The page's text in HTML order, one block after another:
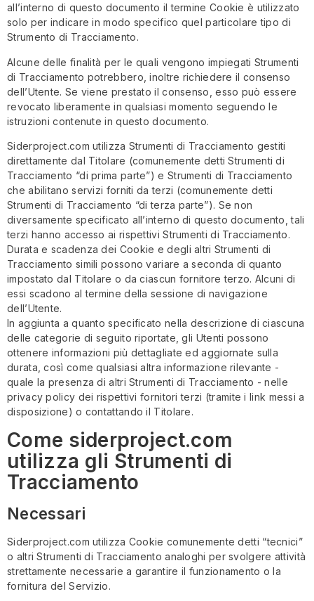
all’interno di questo documento il termine Cookie è utilizzato
solo per indicare in modo specifico quel particolare tipo di
Strumento di Tracciamento.
Alcune delle finalità per le quali vengono impiegati Strumenti
di Tracciamento potrebbero, inoltre richiedere il consenso
dell’Utente. Se viene prestato il consenso, esso può essere
revocato liberamente in qualsiasi momento seguendo le
istruzioni contenute in questo documento.
Siderproject.com utilizza Strumenti di Tracciamento gestiti
direttamente dal Titolare (comunemente detti Strumenti di
Tracciamento “di prima parte”) e Strumenti di Tracciamento
che abilitano servizi forniti da terzi (comunemente detti
Strumenti di Tracciamento “di terza parte”). Se non
diversamente specificato all’interno di questo documento, tali
terzi hanno accesso ai rispettivi Strumenti di Tracciamento.
Durata e scadenza dei Cookie e degli altri Strumenti di
Tracciamento simili possono variare a seconda di quanto
impostato dal Titolare o da ciascun fornitore terzo. Alcuni di
essi scadono al termine della sessione di navigazione
dell’Utente.
In aggiunta a quanto specificato nella descrizione di ciascuna
delle categorie di seguito riportate, gli Utenti possono
ottenere informazioni più dettagliate ed aggiornate sulla
durata, così come qualsiasi altra informazione rilevante -
quale la presenza di altri Strumenti di Tracciamento - nelle
privacy policy dei rispettivi fornitori terzi (tramite i link messi a
disposizione) o contattando il Titolare.
Come siderproject.com
utilizza gli Strumenti di
Tracciamento
Necessari
Siderproject.com utilizza Cookie comunemente detti “tecnici”
o altri Strumenti di Tracciamento analoghi per svolgere attività
strettamente necessarie a garantire il funzionamento o la
fornitura del Servizio.